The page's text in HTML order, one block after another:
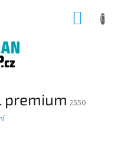
premium 2550